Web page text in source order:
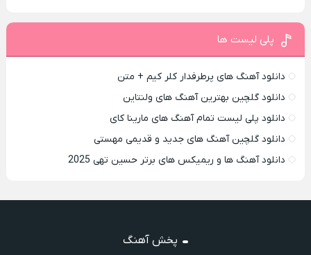
پلی لیست ها
دانلود آهنگ های پرطرفدار کلر کیم + متن
دانلود گلچین بهترین آهنگ های ولنتاین
دانلود پلی لیست تمام آهنگ های مارینا کای
دانلود گلچین آهنگ های جدید و قدیمی مهستی
دانلود آهنگ ها و ریمیکس های برتر حسین تهی 2025
پخش آهنگ